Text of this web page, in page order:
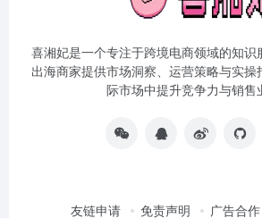
喜湘妃是一个专注于跨境电商领域的知识
出海商家提供市场洞察、运营策略与实操
际市场中提升竞争力与销售
友链申请 免责声明 广告合作